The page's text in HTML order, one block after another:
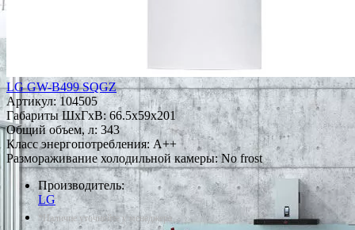
LG GW-B499 SQGZ
Артикул:104505
Габариты ШxГxВ: 66.5x59x201
Общий объем, л: 343
Класс энергопотребления: A++
Размораживание холодильной камеры: No frost
Производитель:
LG
*Наличие уточняйте у менеджера